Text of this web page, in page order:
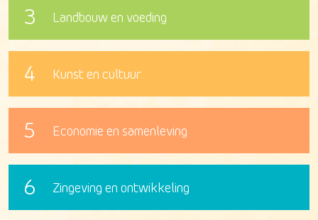
3 Landbouw en voeding
4 Kunst en cultuur
5 Economie en samenleving
6 Zingeving en ontwikkeling